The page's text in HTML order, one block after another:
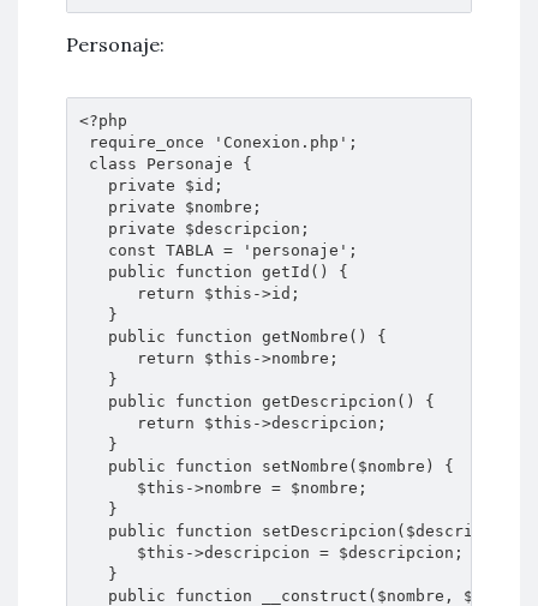
Personaje:
<?php
require_once 'Conexion.php';
class Personaje {
private $id;
private $nombre;
private $descripcion;
const TABLA = 'personaje';
public function getId() {
return $this->id;
}
public function getNombre() {
return $this->nombre;
}
public function getDescripcion() {
return $this->descripcion;
}
public function setNombre($nombre) {
$this->nombre = $nombre;
}
public function
$this->descripcion = $descripcion;
}
public function __construct($nombre,